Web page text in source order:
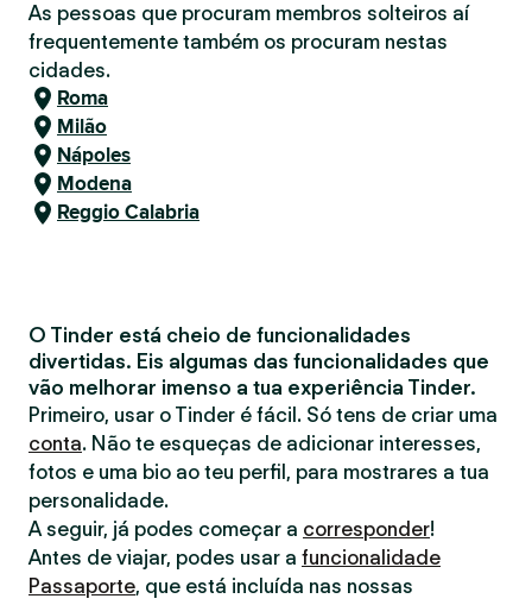
As pessoas que procuram membros solteiros aí
frequentemente também os procuram nestas
cidades.
Roma
Milão
Nápoles
Modena
Reggio Calabria
O Tinder está cheio de funcionalidades
divertidas. Eis algumas das funcionalidades que
vão melhorar imenso a tua experiência Tinder.
Primeiro, usar o Tinder é fácil. Só tens de criar uma
conta. Não te esqueças de adicionar interesses,
fotos e uma bio ao teu perfil, para mostrares a tua
personalidade.
A seguir, já podes começar a corresponder!
Antes de viajar, podes usar a funcionalidade
Passaporte, que está incluída nas nossas